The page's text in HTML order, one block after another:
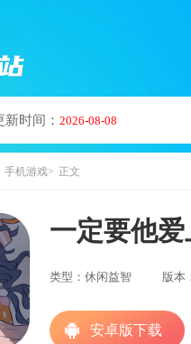
时间： 2026-08-08
手机游戏 正文
一定要他爱
类型：休闲益智 版本